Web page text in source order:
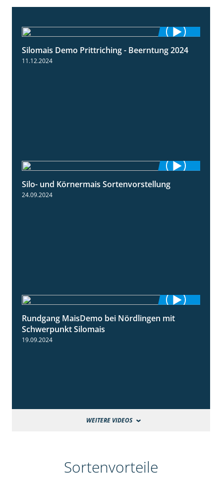
12:28
Silomais Demo Prittriching - Beerntung 2024
11.12.2024
4:26
Silo- und Körnermais Sortenvorstellung
24.09.2024
10:51
Rundgang MaisDemo bei Nördlingen mit
Schwerpunkt Silomais
19.09.2024
WEITERE VIDEOS
Sortenvorteile